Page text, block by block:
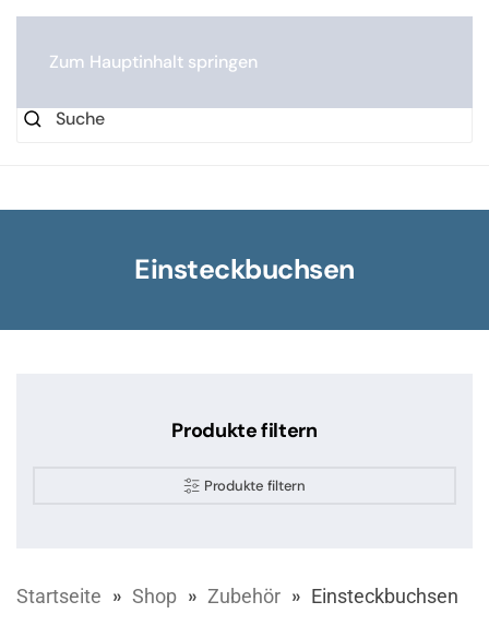
Zum Hauptinhalt springen
Einsteckbuchsen
Produkte filtern
Produkte filtern
Startseite Shop Zubehör Einsteckbuchsen